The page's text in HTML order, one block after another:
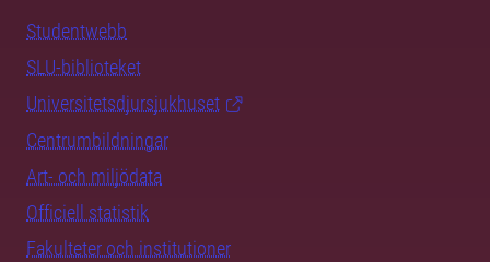
Studentwebb
SLU-biblioteket
Universitetsdjursjukhuset
Centrumbildningar
Art- och miljödata
Officiell statistik
Fakulteter och institutioner